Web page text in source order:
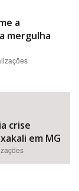
a
mergulha
crise
em MG